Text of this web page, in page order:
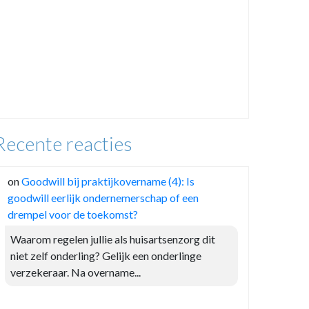
reacties
onGoodwill bij praktijkovername (4): Is
goodwill eerlijk ondernemerschap of een
drempel voor de toekomst?
Waarom regelen jullie als huisartsenzorg dit
niet zelf onderling? Gelijk een onderlinge
verzekeraar. Na overname...